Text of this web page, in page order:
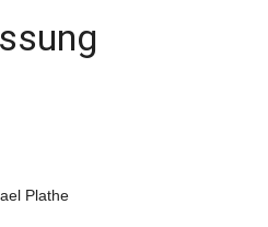
Plathe